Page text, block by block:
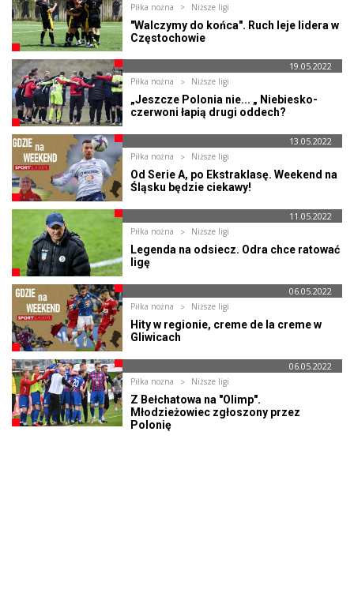
Piłka nożna Niższe ligi
"Walczymy do końca". Ruch leje lidera w
Częstochowie
19.05.2022
Piłka nożna Niższe ligi
„Jeszcze Polonia nie... „ Niebiesko-
czerwoni łapią drugi oddech?
13.05.2022
Piłka nożna Niższe ligi
Od Serie A, po Ekstraklasę. Weekend na
Śląsku będzie ciekawy!
11.05.2022
Piłka nożna Niższe ligi
Legenda na odsiecz. Odra chce ratować
ligę
06.05.2022
Piłka nożna Niższe ligi
Hity w regionie, creme de la creme w
Gliwicach
06.05.2022
Piłka nożna Niższe ligi
Z Bełchatowa na "Olimp".
Młodzieżowiec zgłoszony przez
Polonię